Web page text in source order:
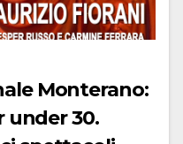
Monterano:
under 30.